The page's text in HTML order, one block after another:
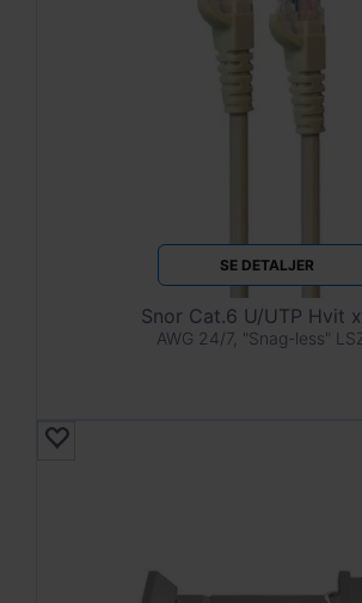
SE DETALJER
Snor Cat.6 U/UTP Hvit
AWG 24/7, "Snag-less"